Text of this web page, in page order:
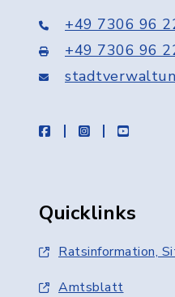
+49 7306 96
+49 7306 96
facebookinstagramyoutube
Quicklinks
Ratsinformation,
Amtsblatt